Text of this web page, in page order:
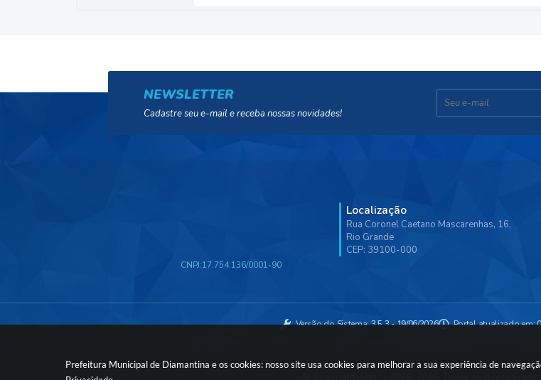
Prefeitura Municipal de Diamantina e os cookies: nosso site usa cookies para melhorar a sua experiência de
NEWSLETTER
Cadastre seu e-mail e receba nossas novidades!
Localização
Rua Coronel Caetano Mascarenhas, 16,
Rio Grande
CEP: 39100-000
CNPJ:17.754.136/0001-90
Versão do Sistema:3.5.3 - 19/06/2026 Portal atualizado em: